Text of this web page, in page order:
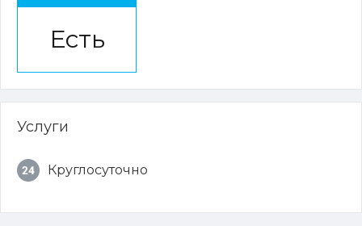
Есть
Услуги
Круглосуточно